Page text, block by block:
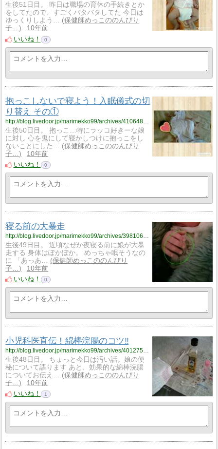
生後51日目。 昨日は職場の育休の手続きとか
をしてたので、すごくバタバタしてた 今日は
ゆっくりしよう…
保健師めっこののんびり
子…
10年前
いいね！
0
抱っこしないで寝よう！入眠儀式の切
り替え その①
http://blog.livedoor.jp/marimekko99/archives/4106481.html
生後50日目。 抱っこ…特にラッコ好きーな娘
に対し 心を鬼にして寝かしつけに抱っこをし
ないことにした…
保健師めっこののんびり
子…
10年前
いいね！
0
寝る前の大暴走
http://blog.livedoor.jp/marimekko99/archives/3981060.html
生後49日目。 近頃なぜか夜寝る前に娘が大暴
走する 身体はぽかぽか。 めっちゃ眠そうなの
に 「あっあ…
保健師めっこののんびり
子…
10年前
いいね！
0
小児科医直伝！綿棒浣腸のコツ‼
http://blog.livedoor.jp/marimekko99/archives/4012757.html
生後48日目。 ちょっと今日は汚い話。娘の便
秘について語ります あと、効果的な綿棒浣腸
についてお伝え…
保健師めっこののんびり
子…
10年前
いいね！
1